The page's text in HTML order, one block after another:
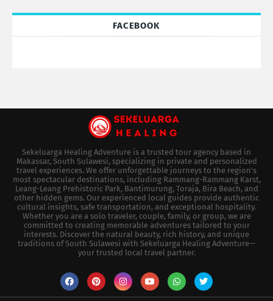
FACEBOOK
Sekeluarga Healing Adventure is a trusted tour agency based in
Makassar, South Sulawesi, specializing in private and personalized
travel experiences. We offer unforgettable journeys to the region's
most spectacular destinations, including Rammang-Rammang Karst,
Leang-Leang Prehistoric Park, Bantimurung, Toraja, Bira Beach, and
other hidden gems. Our experienced local guides provide authentic
cultural insights, safe transportation, and exceptional hospitality.
Whether you are a solo traveler, couple, family, or group, we are
committed to creating memorable adventures tailored to your
interests. Discover the natural beauty, rich history, and unique
traditions of South Sulawesi with Sekeluarga Healing Adventure—
your trusted local travel partner.